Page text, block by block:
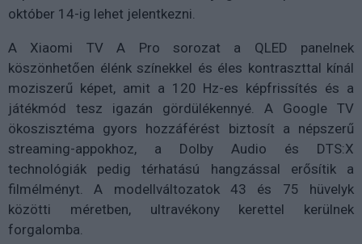
október 14-ig lehet jelentkezni.
A Xiaomi TV A Pro sorozat a QLED panelnek
köszönhetően élénk színekkel és éles kontraszttal kínál
moziszerű képet, amit a 120 Hz-es képfrissítés és a
játékmód tesz igazán gördülékennyé. A Google TV
ökoszisztéma gyors hozzáférést biztosít a népszerű
streaming-appokhoz, a Dolby Audio és DTS:X
technológiák pedig térhatású hangzással erősítik a
filmélményt. A modellváltozatok 43 és 75 hüvelyk
közötti méretben, ultravékony kerettel kerülnek
forgalomba.